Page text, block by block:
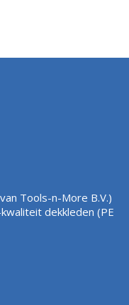
Tools-n-More B.V.)
dekkleden (PE